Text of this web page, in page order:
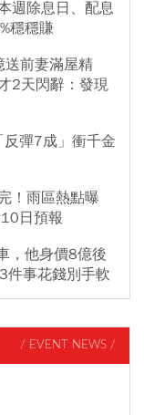
週除息日、配息
穩穩賺
前妻滿屋精
2天閃辭：發現
彈7成」衝千金
！雨區熱點曝
日預報
，他身價8億後
件事花錢別手軟
/ EVENT NEWS /